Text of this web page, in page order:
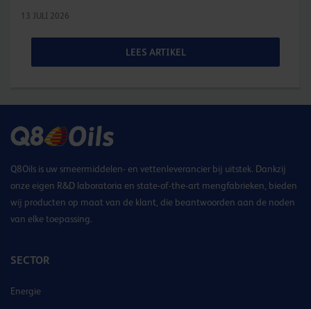
13 JULI 2026
LEES ARTIKEL
Q8Oils is uw smeermiddelen- en vettenleverancier bij uitstek. Dankzij
onze eigen R&D laboratoria en state-of-the-art mengfabrieken, bieden
wij producten op maat van de klant, die beantwoorden aan de noden
van elke toepassing.
SECTOR
Energie